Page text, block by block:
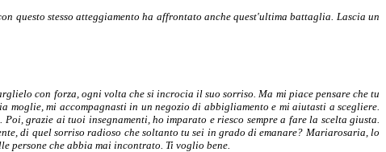
questo stesso atteggiamento ha affrontato anche quest'ultima battaglia. Lascia un
con forza, ogni volta che si incrocia il suo sorriso. Ma mi piace pensare che tu
mi accompagnasti in un negozio di abbigliamento e mi aiutasti a scegliere.
grazie ai tuoi insegnamenti, ho imparato e riesco sempre a fare la scelta giusta.
di quel sorriso radioso che soltanto tu sei in grado di emanare? Mariarosaria, lo
persone che abbia mai incontrato. Ti voglio bene.